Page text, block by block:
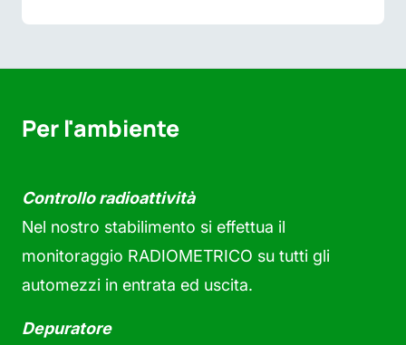
Per l'ambiente
Controllo radioattività
Nel nostro stabilimento si effettua il
monitoraggio RADIOMETRICO su tutti gli
automezzi in entrata ed uscita.
Depuratore